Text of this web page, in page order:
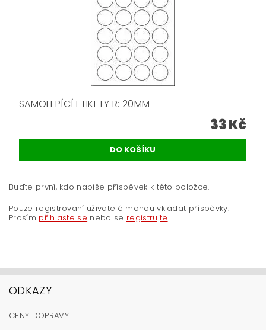
SAMOLEPÍCÍ ETIKETY R: 20MM
33 Kč
Buďte první, kdo napíše příspěvek k této položce.
Pouze registrovaní uživatelé mohou vkládat příspěvky.
Prosím přihlaste se nebo se registrujte.
ODKAZY
CENY DOPRAVY